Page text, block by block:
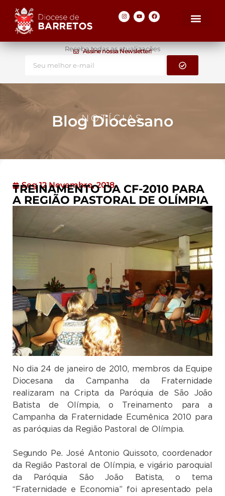
Assine nossa Newsletter!
Receba todas as atualizações
NOTÍCIAS
Blog Diocesano
Seg 12 Novembro, 2018
TREINAMENTO DA CF-2010 PARA
A REGIÃO PASTORAL DE OLÍMPIA
No dia 24 de janeiro de 2010, membros da Equipe
Diocesana da Campanha da Fraternidade
realizaram na Cripta da Paróquia de São João
Batista de Olímpia, o Treinamento para a
Campanha da Fraternidade Ecumênica 2010 para
as paróquias da Região Pastoral de Olímpia.
Segundo Pe. José Antonio Quissoto, coordenador
da Região Pastoral de Olímpia, e vigário paroquial
da Paróquia São João Batista, o tema
“Fraternidade e Economia” foi apresentado pela